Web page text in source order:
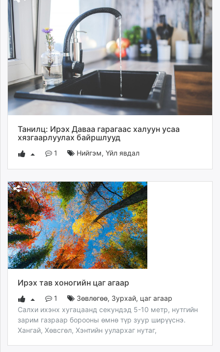
Танилц: Ирэх Даваа гарагаас халуун усаа
хязгаарлуулах байршлууд
1 Нийгэм,Үйл явдал
Ирэх тав хоногийн цаг агаар
1 Зөвлөгөө, Зурхай, цаг агаар
Салхи ихэнх хугацаанд секундэд 5-10 метр, нутгийн
зарим газраар борооны өмнө түр зуур ширүүснэ.
Хангай, Хөвсгөл, Хэнтийн уулархаг нутаг,